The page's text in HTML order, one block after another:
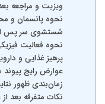
ویزیت و مراجعه
نحوه پانسمان و
شستشوی سر پس
نحوه فعالیت
پرهیز غذایی و
عوارض رایج
زمان‌بندی ظهور
نکات متفرقه بعد